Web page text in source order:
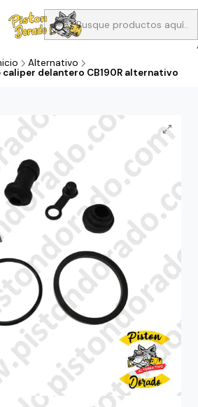
Aceites Full sintético o 1 Aceite semi
verde para la CB190R o CBF160M a 13
Alternativo
delantero CB190R alternativo